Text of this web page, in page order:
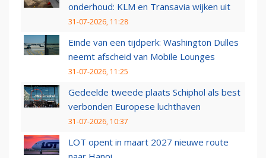
onderhoud: KLM en Transavia wijken uit
31-07-2026, 11:28
Einde van een tijdperk: Washington Dulles
neemt afscheid van Mobile Lounges
31-07-2026, 11:25
Gedeelde tweede plaats Schiphol als best
verbonden Europese luchthaven
31-07-2026, 10:37
LOT opent in maart 2027 nieuwe route